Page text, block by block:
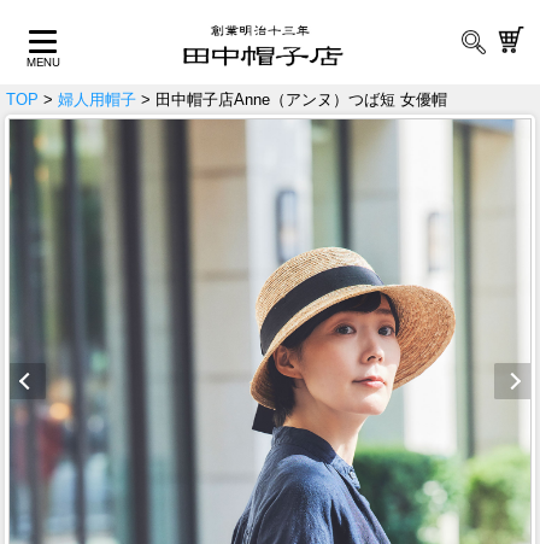
TOP > 婦人用帽子 > 田中帽子店Anne（アンヌ）つば短 女優帽